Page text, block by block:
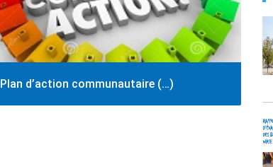
Plan d’action communautaire (…)